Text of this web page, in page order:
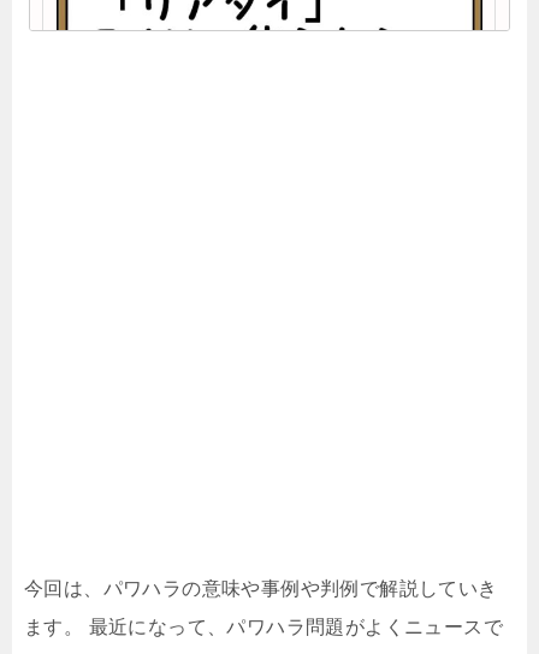
今回は、パワハラの意味や事例や判例で解説していき
ます。 最近になって、パワハラ問題がよくニュースで